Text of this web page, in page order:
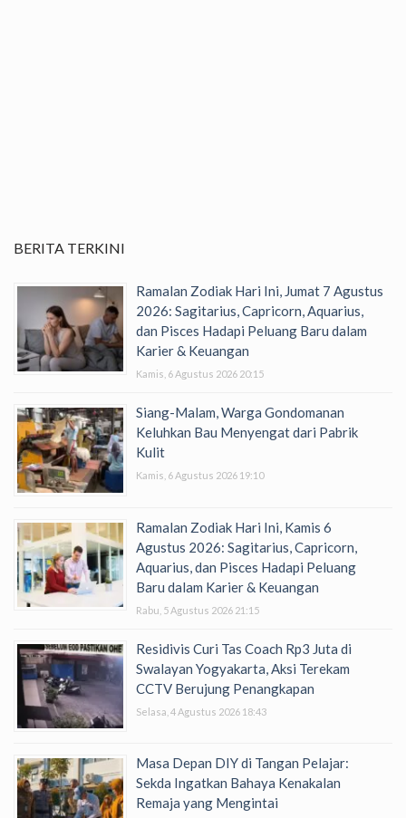
BERITA TERKINI
Ramalan Zodiak Hari Ini, Jumat 7 Agustus
2026: Sagitarius, Capricorn, Aquarius,
dan Pisces Hadapi Peluang Baru dalam
Karier & Keuangan
Kamis, 6 Agustus 2026 20:15
Siang-Malam, Warga Gondomanan
Keluhkan Bau Menyengat dari Pabrik
Kulit
Kamis, 6 Agustus 2026 19:10
Ramalan Zodiak Hari Ini, Kamis 6
Agustus 2026: Sagitarius, Capricorn,
Aquarius, dan Pisces Hadapi Peluang
Baru dalam Karier & Keuangan
Rabu, 5 Agustus 2026 21:15
Residivis Curi Tas Coach Rp3 Juta di
Swalayan Yogyakarta, Aksi Terekam
CCTV Berujung Penangkapan
Selasa, 4 Agustus 2026 18:43
Masa Depan DIY di Tangan Pelajar:
Sekda Ingatkan Bahaya Kenakalan
Remaja yang Mengintai